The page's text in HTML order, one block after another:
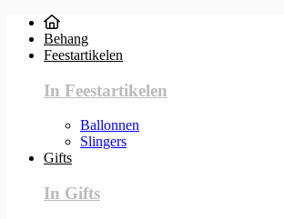
Behang
Feestartikelen
In Feestartikelen
Ballonnen
Slingers
Gifts
In Gifts